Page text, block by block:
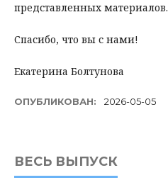
представленных материалов.
Спасибо, что вы с нами!
Екатерина Болтунова
ОПУБЛИКОВАН: 2026-05-05
ВЕСЬ ВЫПУСК